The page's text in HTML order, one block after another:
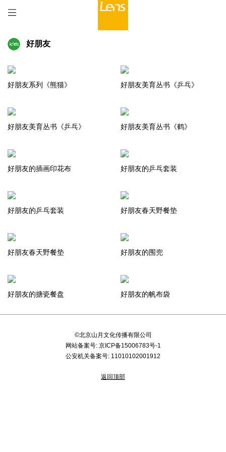
好朋友
好朋友系列《熊猫》 好朋友美育丛书《乒乓》
好朋友美育丛书《乒乓》 好朋友美育丛书《鹤》
好朋友的插画印花布 好朋友的乒乓套装
好朋友的乒乓套装 好朋友春天野餐垫
好朋友春天野餐垫 好朋友的围兜
好朋友的搪瓷餐盘 好朋友的帆布袋
©北京山月文化传播有限公司
网站备案号: 京ICP备15006783号-1
公安机关备案号: 11010102001912
返回顶部